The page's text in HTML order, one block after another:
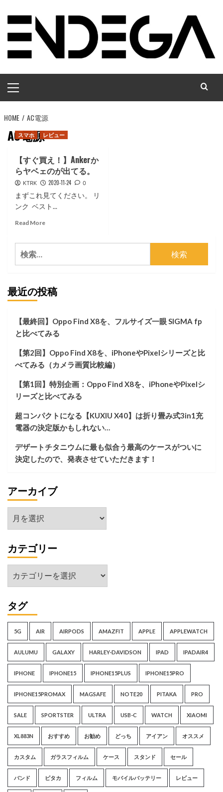
プ
イ
ン
メ
ニ
ュ
HOME AC電源
AC電源
スマホ レビュー
【すぐ買え！】Ankerか
らヤベェのが出てる。
KTRK 2020-11-24 0
まずこれ見てください。 リ
ンク ベスト...
Read MoreRead
Anker
か
ヤ
ベ
ェ
が
出
る。
検
索:
最近の投稿
【最終回】Oppo Find X8を、フルサイズ一眼 SIGMA fp
と比べてみる
【第2回】Oppo Find X8を、iPhoneやPixelシリーズと比
べてみる（カメラ画質比較編）
【第1回】特別企画：Oppo Find X8を、iPhoneやPixelシ
リーズと比べてみる
超コンパクトになる【KUXIU X40】は折り畳み式3in1充
電器の決定版かもしれない…
デザートチタニウムに最も似合う最高のケースがついに
決定したので、発表させていただきます！
アーカイブ
ア
ー
イ
ブ
カテゴリー
テ
リ
ー
タグ
5G AIR AIRPODS AMAZFIT APPLE APPLEWATCH
AULUMU GALAXY HARLEY-DAVIDSON IPAD IPADAIR4
IPHONE IPHONE15 IPHONE15PLUS IPHONE15PRO
IPHONE15PROMAX MAGSAFE NOTE20 PITAKA PRO
SALE SPORTSTER ULTRA USB-C WATCH XIAOMI
XL883N おすすめ お勧め どっち アイアン オススメ
カスタム ガラスフィルム ケース スタンド セール
バンド ピタカ フィルム モバイルバッテリー レビュー